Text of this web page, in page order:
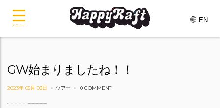
EN
GW始まりましたね！！
2023年 05月 03日 ツアー 0 COMMENT
メニュー